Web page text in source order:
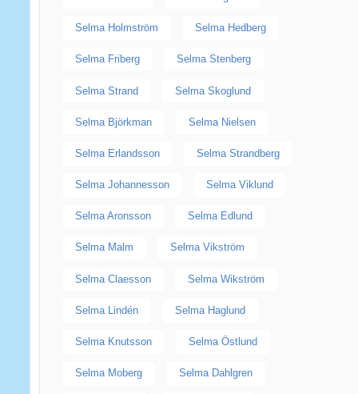
Selma Holmström Selma Hedberg
Selma Friberg Selma Stenberg
Selma Strand Selma Skoglund
Selma Björkman Selma Nielsen
Selma Erlandsson Selma Strandberg
Selma Johannesson Selma Viklund
Selma Aronsson Selma Edlund
Selma Malm Selma Vikström
Selma Claesson Selma Wikström
Selma Lindén Selma Haglund
Selma Knutsson Selma Östlund
Selma Moberg Selma Dahlgren